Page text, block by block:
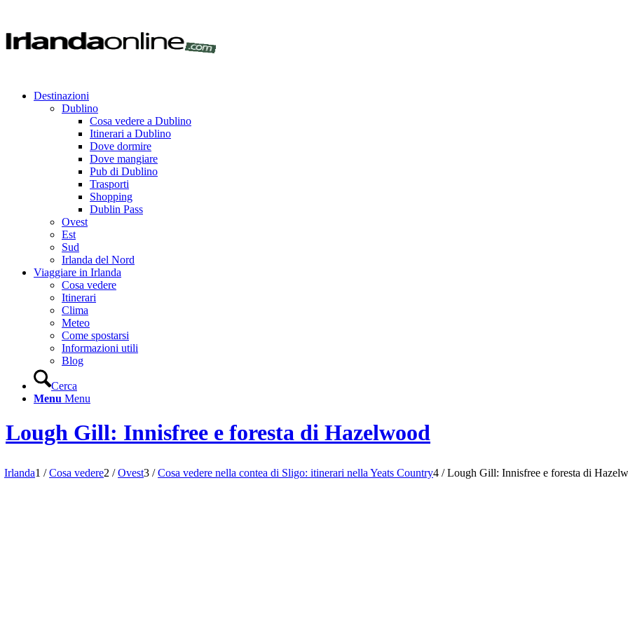
Destinazioni
Dublino
Cosa vedere a Dublino
Itinerari a Dublino
Dove dormire
Dove mangiare
Pub di Dublino
Trasporti
Shopping
Dublin Pass
Ovest
Est
Sud
Irlanda del Nord
Viaggiare in Irlanda
Cosa vedere
Itinerari
Clima
Meteo
Come spostarsi
Informazioni utili
Blog
Cerca
Menu Menu
Lough Gill: Innisfree e foresta di Hazelwood
Irlanda1 / Cosa vedere2 / Ovest3 / Cosa vedere nella contea di Sligo: itinerari nella Yeats Country4 / Lough Gill: Innisfree e foresta di